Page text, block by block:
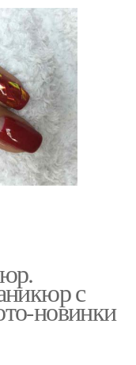
с
новинки